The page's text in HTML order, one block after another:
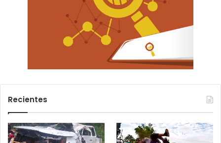
Recientes